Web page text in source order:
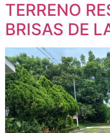
TERRENO
BRISAS DE